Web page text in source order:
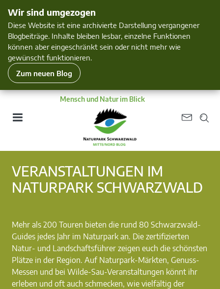
Wir sind umgezogen
Diese Website ist eine archivierte Darstellung vergangener
Blogbeiträge. Inhalte bleiben lesbar, einzelne Funktionen
können aber eingeschränkt sein oder nicht mehr wie
gewünscht funktionieren.
Zum neuen Blog
Mensch und Natur im Blick
VERANSTALTUNGEN IM
NATURPARK SCHWARZWALD
Mehr als 200 Touren bieten die rund 80 Schwarzwald-
Guides jedes Jahr im Naturpark an. Die zertifizierten
Natur- und Landschaftsführer zeigen euch die schönsten
Plätze in der Region. Auf Naturpark-Märkten, Genuss-
Messen und bei Wilde-Sau-Veranstaltungen könnt ihr
erleben und oft auch schmecken, wie vielfältig der